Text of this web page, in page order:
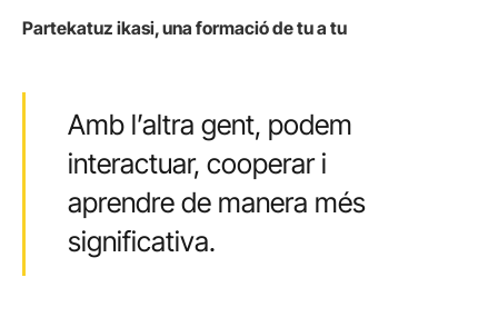
Partekatuz ikasi, una formació de tu a tu
Amb l’altra gent, podem
interactuar, cooperar i
aprendre de manera més
significativa.